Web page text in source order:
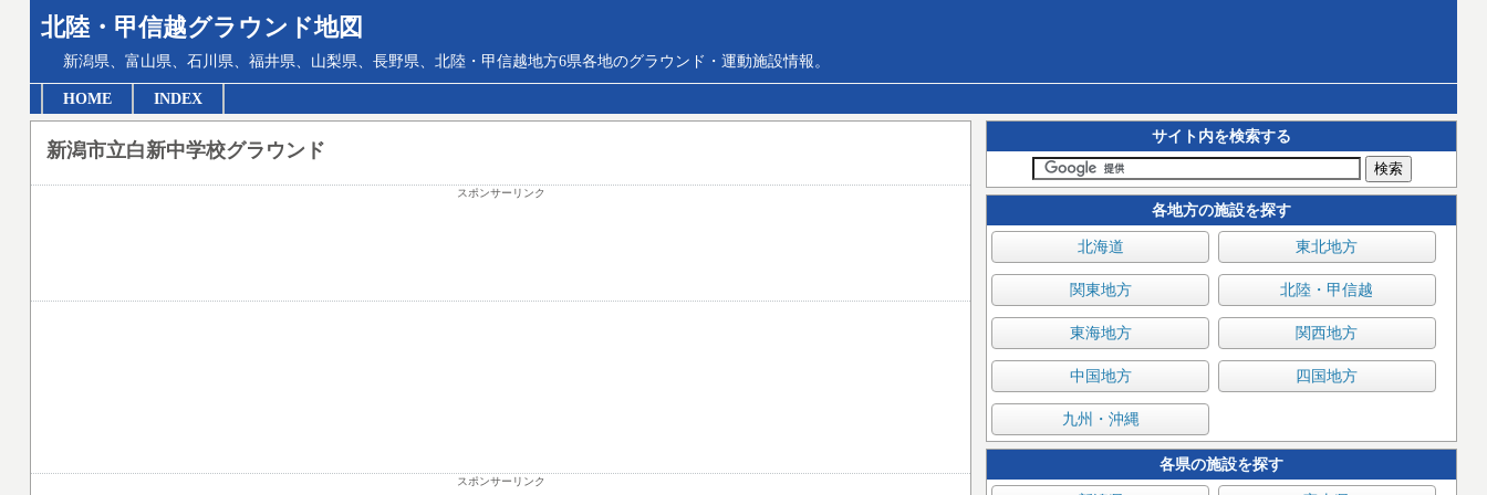
北陸・甲信越グラウンド地図
新潟県、富山県、石川県、福井県、山梨県、長野県、北陸・甲信越地方6県各地のグラウンド・運動施設情報。
HOME INDEX
サイト内を検索する
各地方の施設を探す
北海道 東北地方
関東地方 北陸・甲信越
東海地方 関西地方
中国地方 四国地方
九州・沖縄
各県の施設を探す
新潟市立白新中学校グラウンド
スポンサーリンク
スポンサーリンク